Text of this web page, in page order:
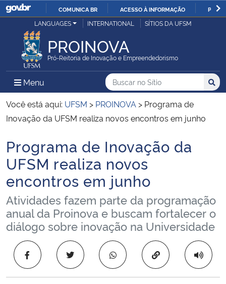
IR
O
COMUNICA BR ACESSO À INFORMAÇÃO
Ministério da Justiça e Segurança Pública
Ministério da Defesa
Ministério das Relações Exteriores
Ministério da Infraestrutura
Ministério da Agricultura, Pecuária e Abastecimento
Ministério da Educação
Ministério da Cidadania
Ministério da Saúde
LANGUAGES INTERNATIONAL SÍTIOS DA UFSM
PROINOVA
Pró-Reitoria de Inovação e Empreendedorismo
Menu Menu Principal do Sítio
Busca
Buscar no no Sítio
Busca:
Você está aqui: UFSM > PROINOVA > Programa de
Inovação da UFSM realiza novos encontros em junho
Início do conteúdo
Programa de Inovação da
UFSM realiza novos
encontros em junho
Atividades fazem parte da programação
anual da Proinova e buscam fortalecer o
diálogo sobre inovação na Universidade
Copiar para área